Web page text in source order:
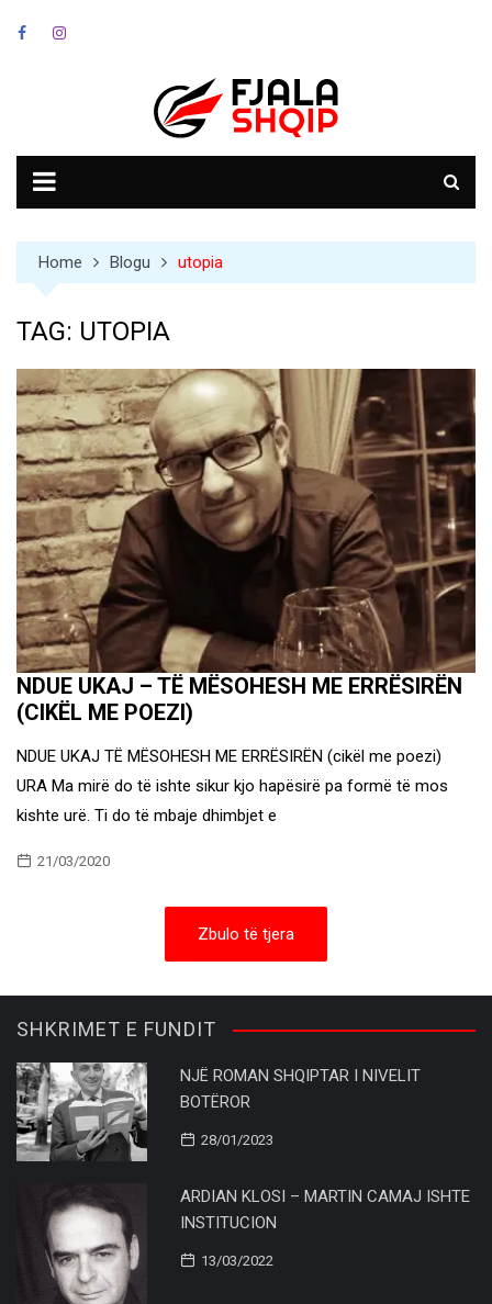
Home Blogu utopia
TAG: UTOPIA
NDUE UKAJ – TË MËSOHESH ME ERRËSIRËN
(CIKËL ME POEZI)
NDUE UKAJ TË MËSOHESH ME ERRËSIRËN (cikël me poezi)
URA Ma mirë do të ishte sikur kjo hapësirë pa formë të mos
kishte urë. Ti do të mbaje dhimbjet e
21/03/2020
Zbulo të tjera
SHKRIMET E FUNDIT
NJË ROMAN SHQIPTAR I NIVELIT
BOTËROR
28/01/2023
ARDIAN KLOSI – MARTIN CAMAJ ISHTE
INSTITUCION
13/03/2022